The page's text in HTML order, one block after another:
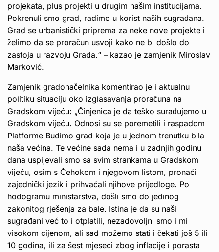
projekata, plus projekti u drugim našim institucijama.
Pokrenuli smo grad, radimo u korist naših sugrađana.
Grad se urbanistički priprema za neke nove projekte i
želimo da se proračun usvoji kako ne bi došlo do
zastoja u razvoju Grada.“ – kazao je zamjenik Miroslav
Marković.
Zamjenik gradonačelnika komentirao je i aktualnu
politiku situaciju oko izglasavanja proračuna na
Gradskom vijeću: „Činjenica je da teško surađujemo u
Gradskom vijeću. Odnosi su se poremetili i raspadom
Platforme Budimo grad koja je u jednom trenutku bila
naša većina. Te većine sada nema i u zadnjih godinu
dana uspijevali smo sa svim strankama u Gradskom
vijeću, osim s Čehokom i njegovom listom, pronaći
zajednički jezik i prihvaćali njihove prijedloge. Po
hodogramu ministarstva, došli smo do jedinog
zakonitog rješenja za bale. Istina je da su naši
sugrađani već to i otplatili, nezadovoljni smo i mi
visokom cijenom, ali sad možemo stati i čekati još 5 ili
10 godina, ili za šest mjeseci zbog inflacije i porasta